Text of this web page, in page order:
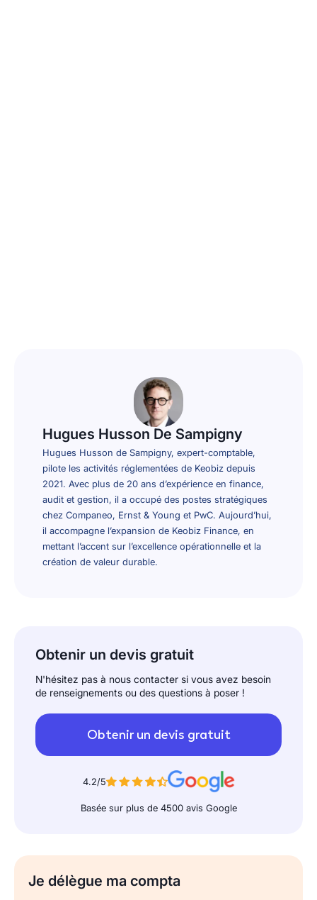
Hugues Husson De Sampigny
Hugues Husson de Sampigny, expert-comptable,
pilote les activités réglementées de Keobiz depuis
2021. Avec plus de 20 ans d’expérience en finance,
audit et gestion, il a occupé des postes stratégiques
chez Companeo, Ernst & Young et PwC. Aujourd’hui,
il accompagne l’expansion de Keobiz Finance, en
mettant l’accent sur l’excellence opérationnelle et la
création de valeur durable.
Obtenir un devis gratuit
N'hésitez pas à nous contacter si vous avez besoin
de renseignements ou des questions à poser !
Obtenir un devis gratuit
4.2/5
Basée sur plus de 4500 avis Google
Je délègue ma compta